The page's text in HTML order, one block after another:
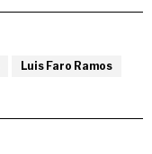
Luis Faro Ramos